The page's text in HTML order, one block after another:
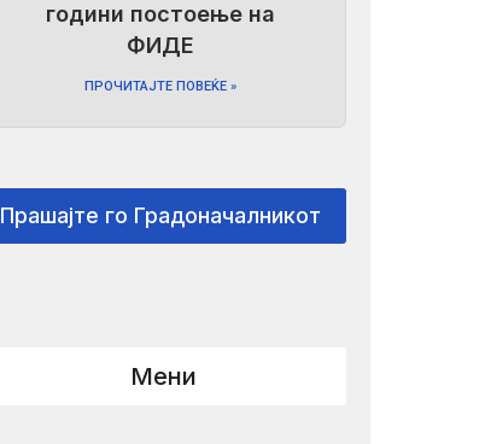
години постоење на
ФИДЕ
ПРОЧИТАЈТЕ ПОВЕЌЕ »
Прашајте го Градоначалникот
Мени